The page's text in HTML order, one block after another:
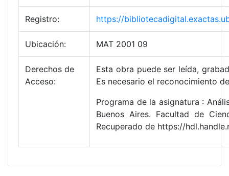
Registro: https://
Ubicación: MAT 2001 09
Derechos de
Acceso:
Esta obra puede ser leída,
Es necesario el reconocimiento
Programa de la asignatura :
Buenos Aires. Facultad de
Recuperado de https://